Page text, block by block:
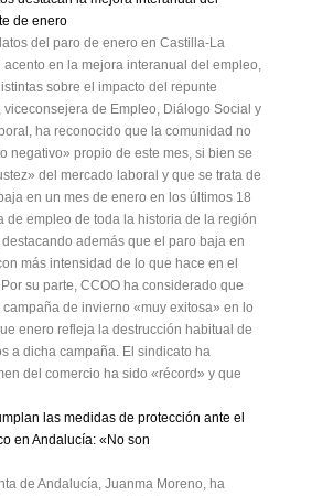
de enero
del paro de enero en Castilla-La
en la mejora interanual del empleo,
sobre el impacto del repunte
de Empleo, Diálogo Social y
ha reconocido que la comunidad no
negativo» propio de este mes, si bien se
del mercado laboral y que se trata de
en un mes de enero en los últimos 18
de empleo de toda la historia de la región
además que el paro baja en
más intensidad de lo que hace en el
su parte, CCOO ha considerado que
de invierno «muy exitosa» en lo
enero refleja la destrucción habitual de
a dicha campaña. El sindicato ha
del comercio ha sido «récord» y que
las medidas de protección ante el
en Andalucía: «No son
de Andalucía, Juanma Moreno, ha